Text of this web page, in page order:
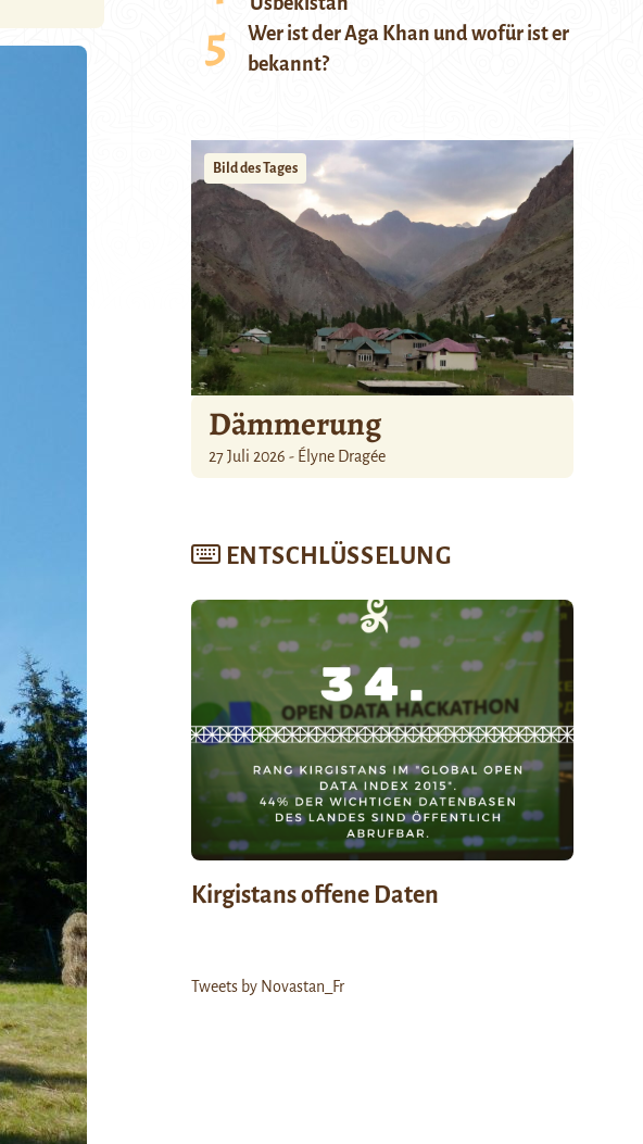
Wer ist der Aga Khan und wofür ist er
bekannt?
Bild des Tages
Dämmerung
27 Juli 2026 - Élyne Dragée
ENTSCHLÜSSELUNG
Kirgistans offene Daten
Tweets by Novastan_Fr